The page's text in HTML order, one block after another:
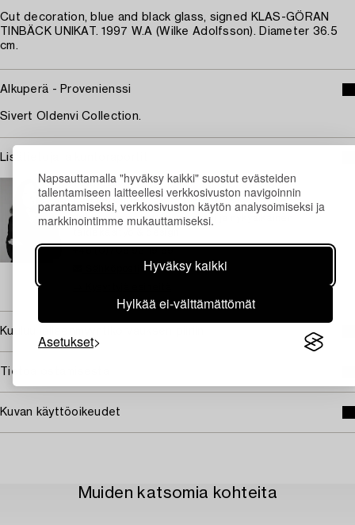
Napsauttamalla "hyväksy kaikki" suostut evästeiden
tallentamiseen laitteellesi verkkosivuston navigoinnin
parantamiseksi, verkkosivuston käytön analysoimiseksi ja
markkinointimme mukauttamiseksi.
Hyväksy kaikki
Hylkää ei-välttämättömät
Asetukset
Cut decoration, blue and black glass, signed KLAS-GÖRAN
TINBÄCK UNIKAT. 1997 W.A (Wilke Adolfsson). Diameter 36.5
cm.
Alkuperä - Provenienssi
Sivert Oldenvi Collection.
Lisätietoja ja kuntoraportit
TUKHOLMA
Eva Seeman
Johtava asiantuntija, moderni ja nykyaikainen
Kuuluu jälleenmyyntikorvauksen piiriin
Tietoa ostamisesta
Kuvan käyttöoikeudet
Muiden katsomia kohteita